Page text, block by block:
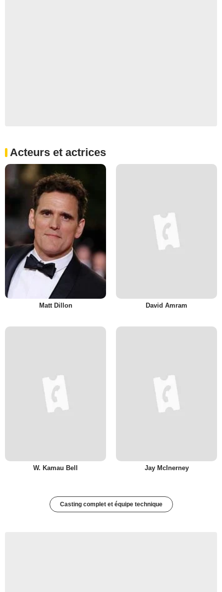
Acteurs et actrices
Matt Dillon David Amram
W. Kamau Bell Jay McInerney
Casting complet et équipe technique